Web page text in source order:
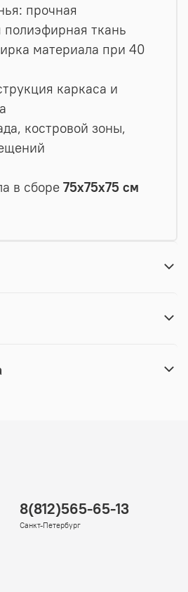
прочная
ткань
материала при 40
каркаса и
костровой зоны,
в сборе 75х75x75 см
8(812)565-65-13
Санкт-Петербург